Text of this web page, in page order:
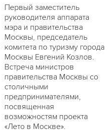
Первый заместитель
руководителя аппарата
мэра и правительства
Москвы, председатель
комитета по туризму города
Москвы Евгений Козлов.
Встреча министров
правительства Москвы со
столичными
предпринимателями,
посвященная
возможностям проекта
«Лето в Москве».